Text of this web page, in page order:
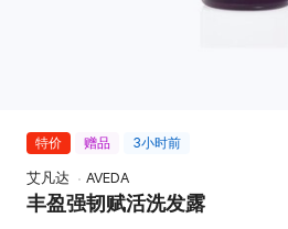
特价 赠品 3小时前
艾凡达 AVEDA
丰盈强韧赋活洗发露